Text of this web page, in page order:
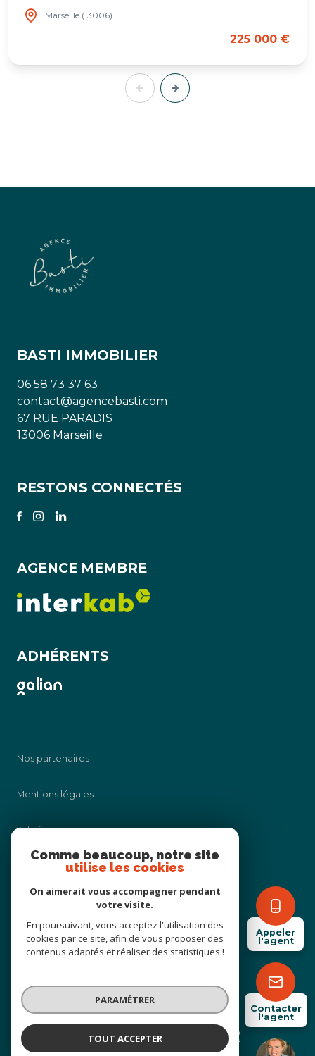
Clelia de Bonnafos
Appeler
l'agent
Contacter
l'agent
Marseille (13006)
225 000 €
BASTI IMMOBILIER
06 58 73 37 63
contact@agencebasti.com
67 RUE PARADIS
13006 Marseille
RESTONS CONNECTÉS
AGENCE MEMBRE
ADHÉRENTS
Nos partenaires
Mentions légales
Admin
Nos honoraires
Cookies
© 2026 | Tous droits réservés
Réalisé par
Comme beaucoup, notre site
utilise les cookies
On aimerait vous accompagner pendant
votre visite.
En poursuivant, vous acceptez l'utilisation des
cookies par ce site, afin de vous proposer des
contenus adaptés et réaliser des statistiques !
PARAMÉTRER
TOUT ACCEPTER